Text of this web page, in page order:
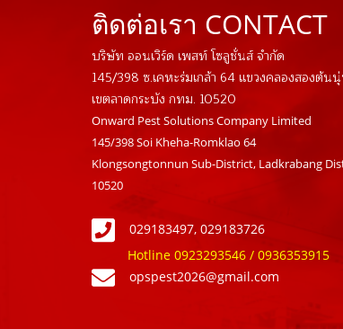
ติดต่อเรา CONTACT
บริษัท ออนเวิร์ด เพสท์ โซลูชั่นส์ จำกัด
145/398 ซ.เคหะร่มเกล้า 64 แขวงคลองสองต้น
เขตลาดกระบัง กทม. 10520
Onward Pest Solutions Company Limited
145/398 Soi Kheha-Romklao 64
Klongsongtonnun Sub-District, Ladkrabang
10520
029183497, 029183726
Hotline 0923293546 / 0936353915
opspest2026@gmail.com